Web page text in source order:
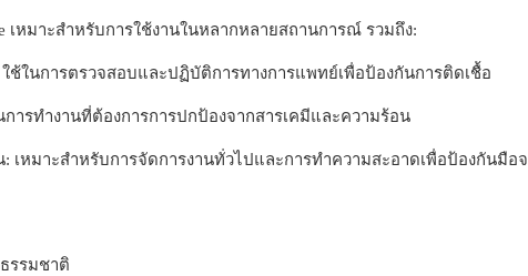
เหมาะสำหรับการใช้งานในหลากหลายสถานการณ์ รวมถึง:
ในการตรวจสอบและปฏิบัติการทางการแพทย์เพื่อป้องกันการติดเชื้อ
ารทำงานที่ต้องการการปกป้องจากสารเคมีและความร้อน
เหมาะสำหรับการจัดการงานทั่วไปและการทำความสะอาดเพื่อป้องกันมือ
รรมชาติ